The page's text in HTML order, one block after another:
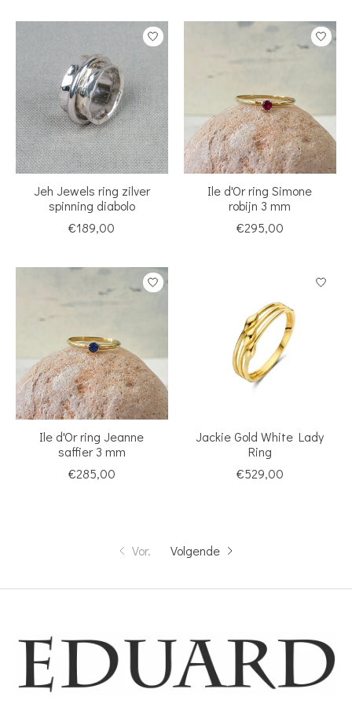
Jeh Jewels ring zilver
spinning diabolo
€189,00
Ile d'Or ring Simone
robijn 3 mm
€295,00
Ile d'Or ring Jeanne
saffier 3 mm
€285,00
Jackie Gold White Lady
Ring
€529,00
Vor. Volgende